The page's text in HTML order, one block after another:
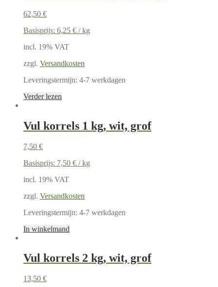
62,50 €
Basisprijs: 6,25 € /kg
incl. 19% VAT
zzgl. Versandkosten
Leveringstermijn: 4-7 werkdagen
Verder lezen
Vul korrels 1 kg, wit, grof
7,50 €
Basisprijs: 7,50 € /kg
incl. 19% VAT
zzgl. Versandkosten
Leveringstermijn: 4-7 werkdagen
In winkelmand
Vul korrels 2 kg, wit, grof
13,50 €